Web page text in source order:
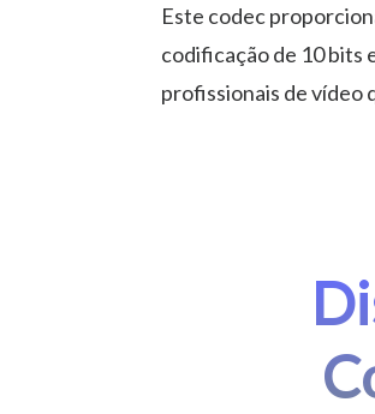
Este codec
codificação de 10 bits
profissionais de vídeo